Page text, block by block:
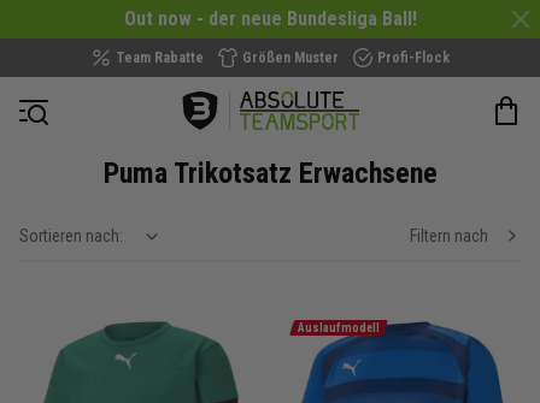
Out now - der neue Bundesliga Ball!
Team Rabatte Größen Muster Profi-Flock
Navigation öffnen
Puma Trikotsatz Erwachsene
Sortieren nach: show filteroptions Filtern nach
Auslaufmodell